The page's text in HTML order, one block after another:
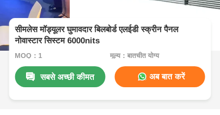
सीमलेस मॉड्यूलर घुमावदार बिलबोर्ड एलईडी स्क्रीन पैनल
नोवास्टार सिस्टम 6000nits
MOQ：1 मूल्य：बातचीत योग्य
सबसे अच्छी कीमत अब बात करें